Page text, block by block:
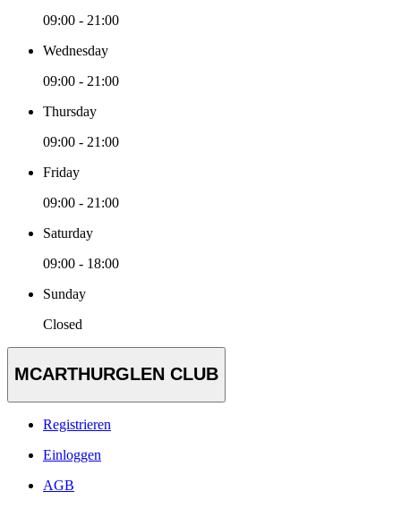
09:00 - 21:00
Wednesday
09:00 - 21:00
Thursday
09:00 - 21:00
Friday
09:00 - 21:00
Saturday
09:00 - 18:00
Sunday
Closed
MCARTHURGLEN CLUB
Registrieren
Einloggen
AGB